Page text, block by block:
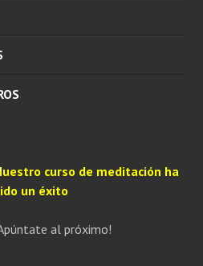
curso de meditación ha
un éxito
al próximo!